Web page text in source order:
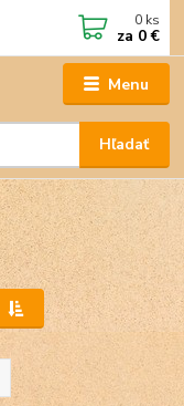
Menu
Hľadať
0 ks
za 0 €